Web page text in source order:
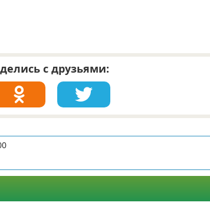
с друзьями: